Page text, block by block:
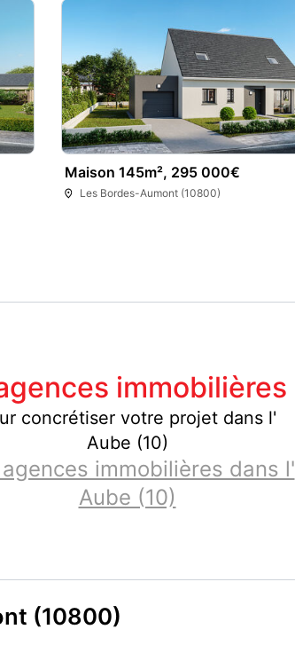
Maison 145m², 295 000€
Les Bordes-Aumont (10800)
immobilières
concrétiser votre projet dans l'
Aube (10)
immobilières dans l'
Aube (10)
(10800)